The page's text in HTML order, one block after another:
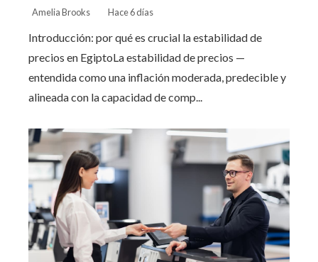
Amelia Brooks Hace 6 días
Introducción: por qué es crucial la estabilidad de
precios en EgiptoLa estabilidad de precios —
entendida como una inflación moderada, predecible y
alineada con la capacidad de comp...